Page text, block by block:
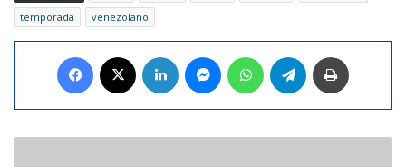
temporada
venezolano
Facebook LinkedIn MessengerWhatsAppTelegram